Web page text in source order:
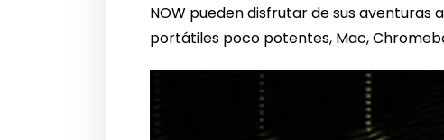
NOW pueden disfrutar de sus aventuras
portátiles poco potentes, Mac,